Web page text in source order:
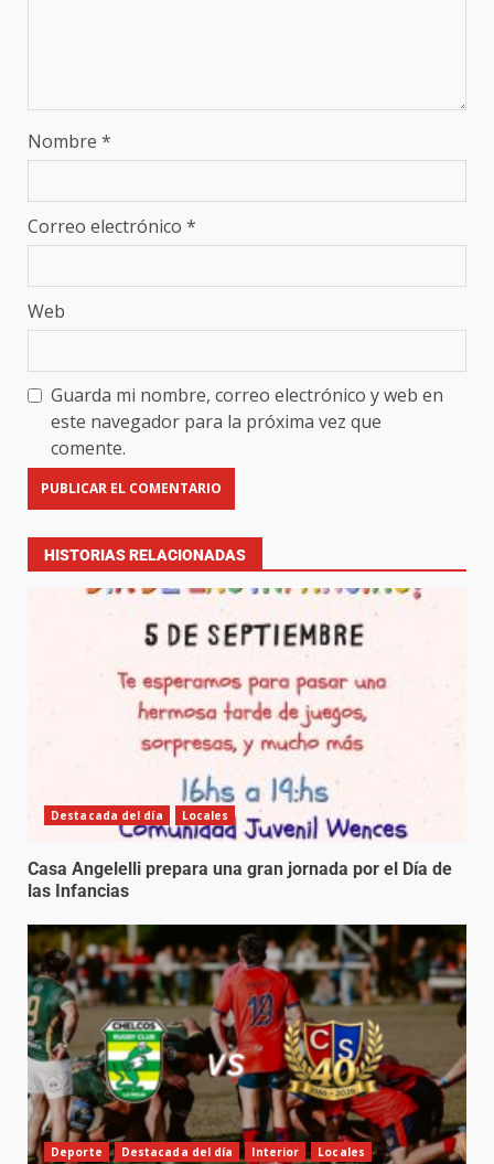
Nombre *
Correo electrónico *
Web
Guarda mi nombre, correo electrónico y web en
este navegador para la próxima vez que
comente.
HISTORIAS RELACIONADAS
Destacada del día Locales
Casa Angelelli prepara una gran jornada por el Día de
las Infancias
Deporte Destacada del día Interior Locales